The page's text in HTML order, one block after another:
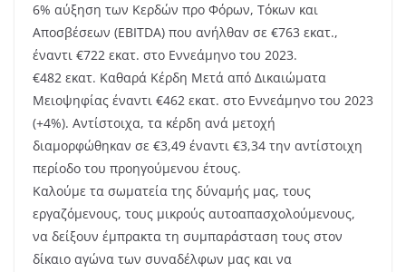
6% αύξηση των Κερδών προ Φόρων, Τόκων και
Αποσβέσεων (EBITDA) που ανήλθαν σε €763 εκατ.,
έναντι €722 εκατ. στο Εννεάμηνο του 2023.
€482 εκατ. Καθαρά Κέρδη Μετά από Δικαιώματα
Μειοψηφίας έναντι €462 εκατ. στο Εννεάμηνο του 2023
(+4%). Αντίστοιχα, τα κέρδη ανά μετοχή
διαμορφώθηκαν σε €3,49 έναντι €3,34 την αντίστοιχη
περίοδο του προηγούμενου έτους.
Καλούμε τα σωματεία της δύναμής μας, τους
εργαζόμενους, τους μικρούς αυτοαπασχολούμενους,
να δείξουν έμπρακτα τη συμπαράσταση τους στον
δίκαιο αγώνα των συναδέλφων μας και να